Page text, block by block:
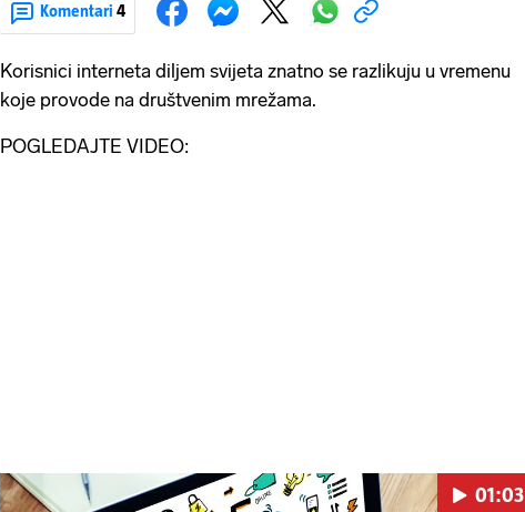
Komentari 4
Korisnici interneta diljem svijeta znatno se razlikuju u vremenu
koje provode na društvenim mrežama.
POGLEDAJTE VIDEO:
01:03